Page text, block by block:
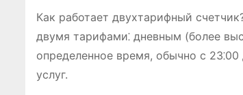
Как работает двухтарифный
двумя тарифами⁚ дневным (более
определенное время, обычно с
услуг.